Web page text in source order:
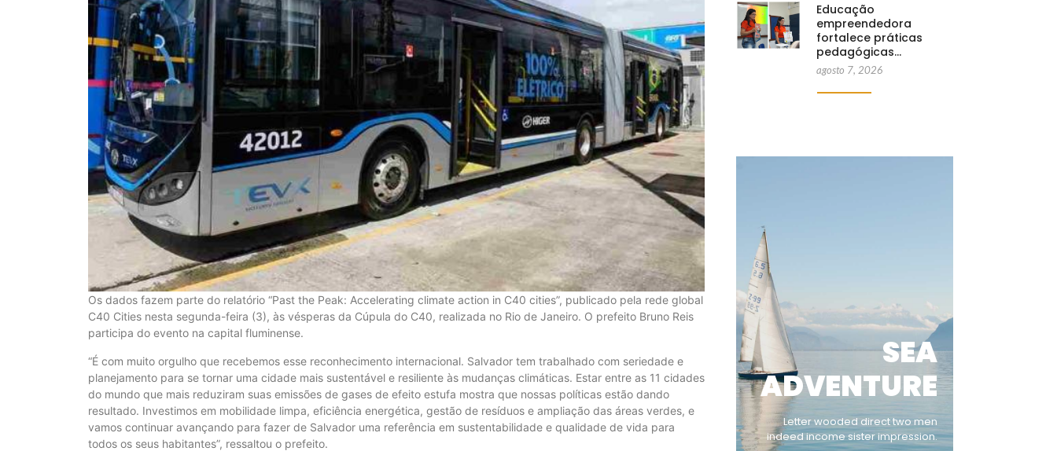
Os dados fazem parte do relatório “Past the Peak: Accelerating climate action in C40 cities”, publicado pela rede global
C40 Cities nesta segunda-feira (3), às vésperas da Cúpula do C40, realizada no Rio de Janeiro. O prefeito Bruno Reis
participa do evento na capital fluminense.
“É com muito orgulho que recebemos esse reconhecimento internacional. Salvador tem trabalhado com seriedade e
planejamento para se tornar uma cidade mais sustentável e resiliente às mudanças climáticas. Estar entre as 11 cidades
do mundo que mais reduziram suas emissões de gases de efeito estufa mostra que nossas políticas estão dando
resultado. Investimos em mobilidade limpa, eficiência energética, gestão de resíduos e ampliação das áreas verdes, e
vamos continuar avançando para fazer de Salvador uma referência em sustentabilidade e qualidade de vida para
todos os seus habitantes”, ressaltou o prefeito.
Educação
empreendedora
fortalece práticas
pedagógicas…
agosto 7, 2026
SEA
ADVENTURE
Letter wooded direct two men
indeed income sister impression.